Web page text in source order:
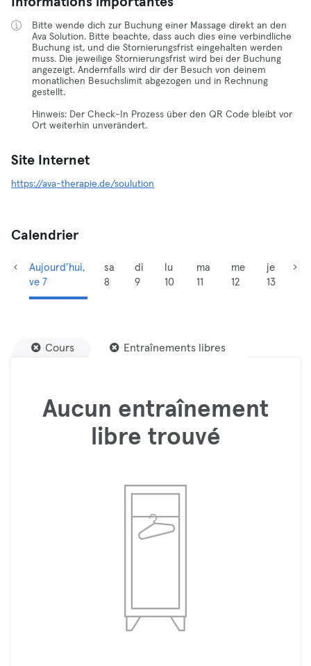
Bitte wende dich zur Buchung einer Massage direkt an den
Ava Solution. Bitte beachte, dass auch dies eine verbindliche
Buchung ist, und die Stornierungsfrist eingehalten werden
muss. Die jeweilige Stornierungsfrist wird bei der Buchung
angezeigt. Andernfalls wird dir der Besuch von deinem
monatlichen Besuchslimit abgezogen und in Rechnung
gestellt.
Hinweis: Der Check-In Prozess über den QR Code bleibt vor
Ort weiterhin unverändert.
Site Internet
https://ava-therapie.de/soulution
Calendrier
Aujourd’hui,
ve 7
sa
8
di
9
lu
10
ma
11
me
12
je
13
Cours Entraînements libres
Aucun entraînement
libre trouvé